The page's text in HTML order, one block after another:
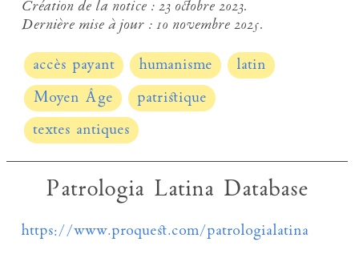
Création de la notice :23 octobre 2023.
Dernière mise à jour :10 novembre 2025.
accès payant humanisme
latin
Moyen Âge
patristique
textes antiques
Patrologia Latina Database
https://www.proquest.com/patrologialatina